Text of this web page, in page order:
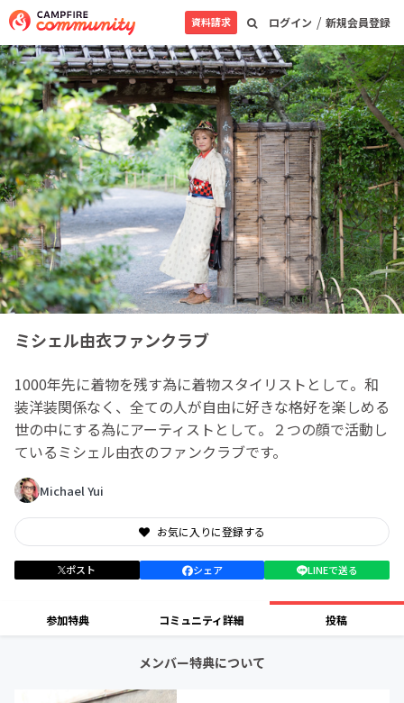
ログイン / 新規会員登録
資料請求
ミシェル由衣ファンクラブ
1000年先に着物を残す為に着物スタイリストとして。和
装洋装関係なく、全ての人が自由に好きな格好を楽しめる
世の中にする為にアーティストとして。２つの顔で活動し
ているミシェル由衣のファンクラブです。
Michael Yui
お気に入りに登録する
ポスト シェア LINEで送る
参加特典 コミュニティ詳細 投稿
メンバー特典について